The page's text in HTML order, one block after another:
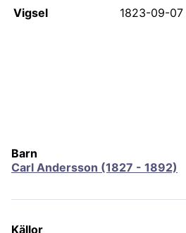
Vigsel 1823-09-07
Barn
Carl Andersson (1827 - 1892)
Källor